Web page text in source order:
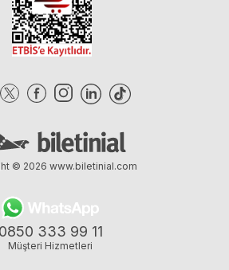
0850 333 99 11
Müşteri Hizmetleri
© 2026 www.biletinial.com